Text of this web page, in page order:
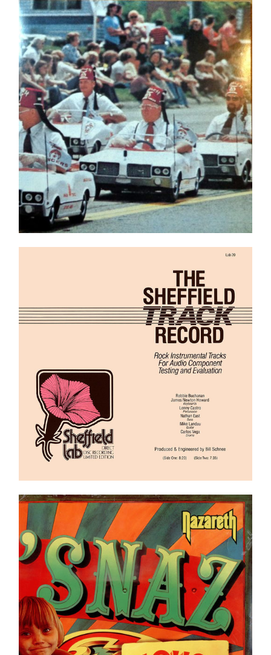
Dead Kennedys – Frankenchrist NEUF/NEW
Ajouter au panier Détails
Castro, Nathan East, Mike Landau, Carlos Vega –
The Sheffield Track Record LP
Ajouter au panier Détails
Nazareth ‎– ‘Snaz LP
Ajouter au panier Détails